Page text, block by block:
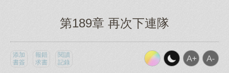
第189章 再次下連隊
添加
書簽
報錯
求書
閱讀
記錄